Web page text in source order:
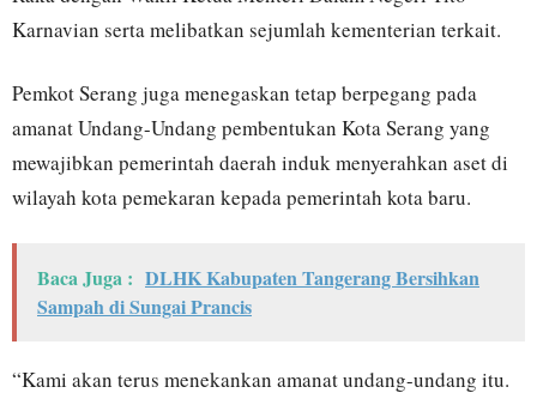
Karnavian serta melibatkan sejumlah kementerian terkait.
Pemkot Serang juga menegaskan tetap berpegang pada
amanat Undang-Undang pembentukan Kota Serang yang
mewajibkan pemerintah daerah induk menyerahkan aset di
wilayah kota pemekaran kepada pemerintah kota baru.
Baca Juga : DLHK Kabupaten Tangerang Bersihkan
Sampah di Sungai Prancis
“Kami akan terus menekankan amanat undang-undang itu.